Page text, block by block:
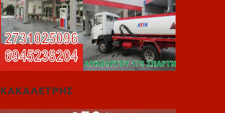
ΚΑΚΑΛΕΤΡΗΣ